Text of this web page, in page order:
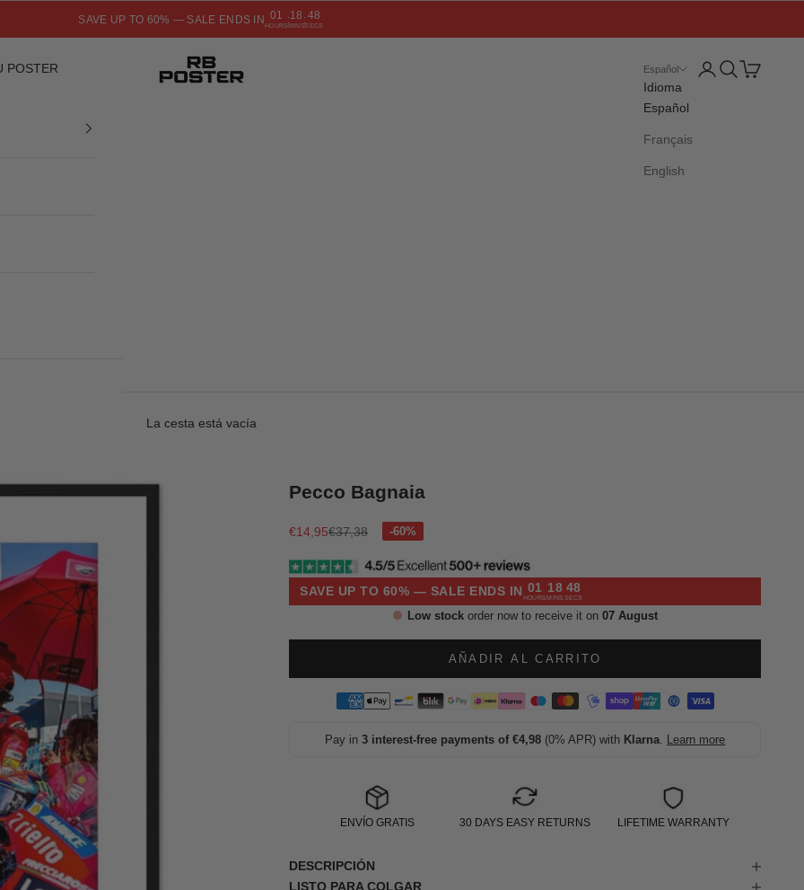
SAVE UP TO 60% — SALE ENDS IN 01
HOURS:18
MINS: 47
SECS
RB POSTER
POSTER Español
Idioma
Español
Français
English
Iniciar sesión
Buscar
Cesta
La cesta está vacía
Pecco Bagnaia
Precio de oferta
€14,95Precio normal
€37,38
SAVE UP TO 60% — SALE ENDS IN 01
HOURS
18
MINS
47
SECS
Low stockorder now to receive it on 07 August
AÑADIR AL CARRITO
Pay in3 interest-free payments of €4,98 (0% APR) with Klarna. Learn more
ENVÍO GRATIS 30 DAYS EASY RETURNS LIFETIME WARRANTY
DESCRIPCIÓN
LISTO PARA COLGAR